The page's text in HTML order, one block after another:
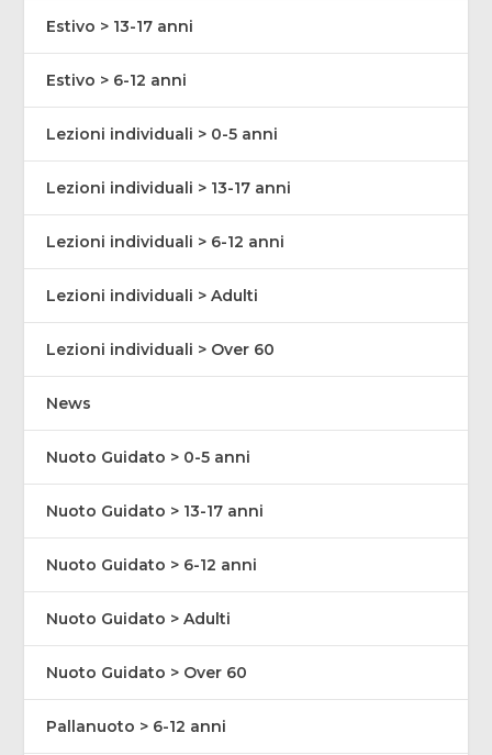
Estivo > 13-17 anni
Estivo > 6-12 anni
Lezioni individuali > 0-5 anni
Lezioni individuali > 13-17 anni
Lezioni individuali > 6-12 anni
Lezioni individuali > Adulti
Lezioni individuali > Over 60
News
Nuoto Guidato > 0-5 anni
Nuoto Guidato > 13-17 anni
Nuoto Guidato > 6-12 anni
Nuoto Guidato > Adulti
Nuoto Guidato > Over 60
Pallanuoto > 6-12 anni